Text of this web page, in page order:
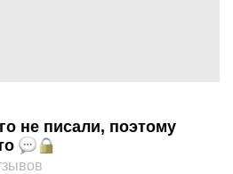
не писали, поэтому